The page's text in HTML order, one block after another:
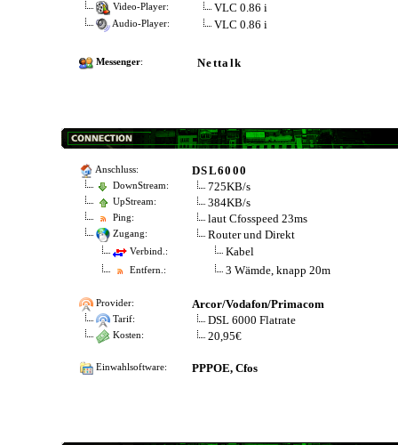
Video-Player: VLC 0.86 i
Audio-Player: VLC 0.86 i
Messenger: Nettalk
Anschluss: DSL6000
DownStream: 725KB/s
UpStream: 384KB/s
Ping: laut Cfosspeed 23ms
Zugang: Router und Direkt
Verbind.: Kabel
Entfern.: 3 Wämde, knapp 20m
Provider: Arcor/Vodafon/Primacom
Tarif: DSL 6000 Flatrate
Kosten: 20,95€
Einwahlsoftware: PPPOE, Cfos